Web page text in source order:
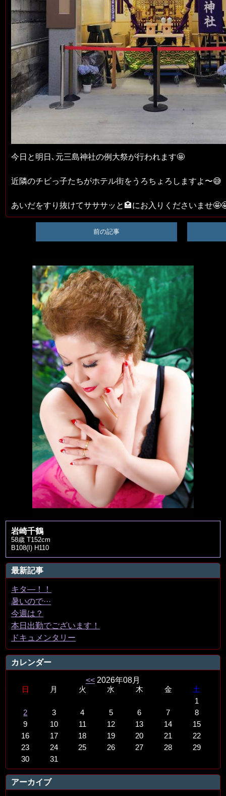
岩崎千鶴
58歳 T152cm
B108(I) H110
最新記事
キタ―！！
暑いので···
今週は？
本日出勤でございます！
ドキュメンタリー
カレンダー
<< 2026年08月
日 月 火 水 木 金
土
1
2
3 4 5 6 7
8
9
10 11 12 13 14
15
16
17 18 19 20 21
22
23
24 25 26 27 28
29
30
31
アーカイブ
今日と明日､元三島神社の例大祭が行われます🤩
近隣のチビっ子たちがホテル街をうろちょろしますよ〜😅
あいだをすり抜けてサササッと🏩にお入りくださいませ
前の記事